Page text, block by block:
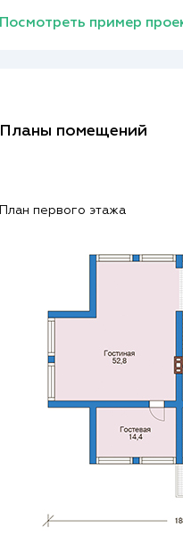
Посмотреть пример
Планы помещений
План первого этажа